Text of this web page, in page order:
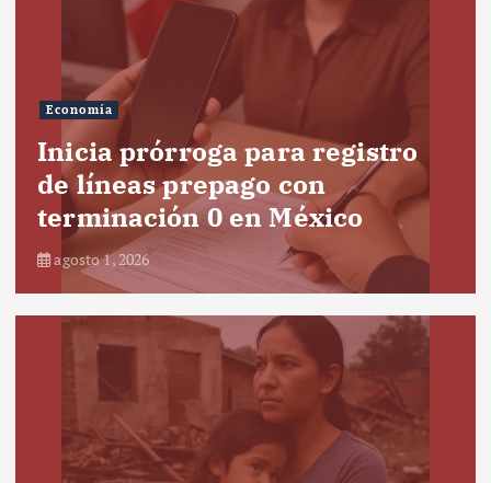
Economía
Inicia prórroga para registro
de líneas prepago con
terminación 0 en México
agosto 1, 2026